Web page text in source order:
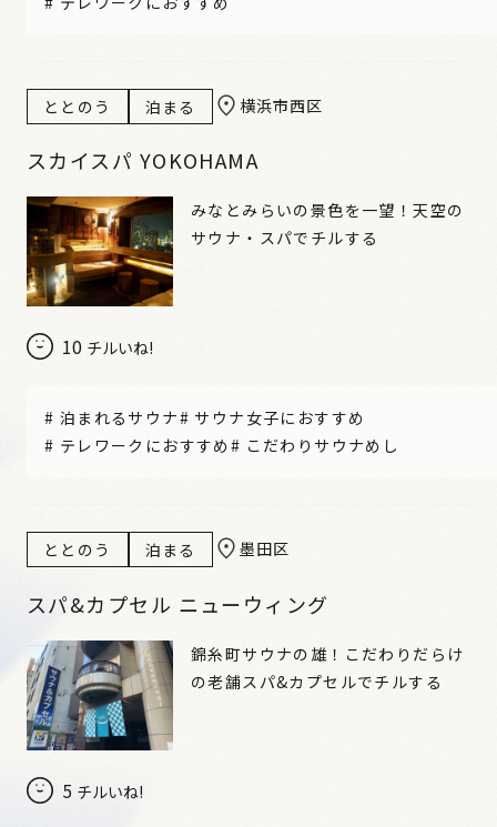
ととのう 泊まる 横浜市西区
スカイスパ YOKOHAMA
10 チルいね!
みなとみらいの景色を一望！天空の
サウナ・スパでチルする
# 泊まれるサウナ# サウナ女子におすすめ
# テレワークにおすすめ # こだわりサウナめし
ととのう 泊まる 墨田区
スパ&カプセル ニューウィング
5 チルいね!
錦糸町サウナの雄！こだわりだらけ
の老舗スパ&カプセルでチルする